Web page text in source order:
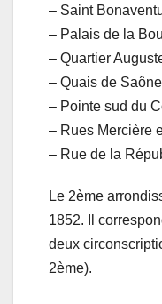
– Saint
– Palais de la
– Quartier
– Quais de
– Pointe sud du
– Rues Mercière
– Rue de la
Le 2ème
1852. Il
deux
2ème).